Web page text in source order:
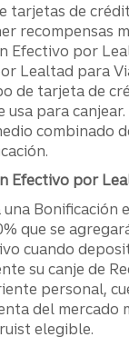
tarjetas de
recompensas
Efectivo por
Lealtad para
de tarjeta de
usa para canjear.
combinado
Efectivo por
Bonificación
que se
cuando
su canje de
personal,
del mercado
elegible.